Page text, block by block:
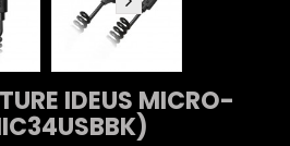
IDEUS MICRO-